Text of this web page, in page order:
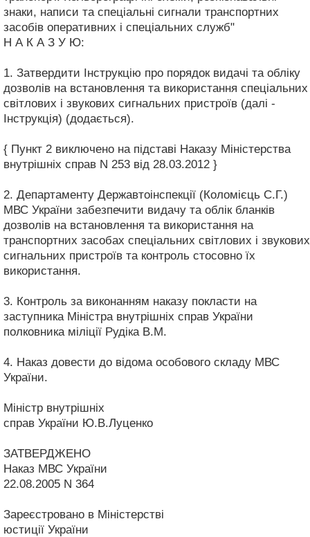
знаки, написи та спеціальні сигнали транспортних
засобів оперативних і спеціальних служб"
Н А К А З У Ю:
1. Затвердити Інструкцію про порядок видачі та обліку
дозволів на встановлення та використання спеціальних
світлових і звукових сигнальних пристроїв (далі -
Інструкція) (додається).
{ Пункт 2 виключено на підставі Наказу Міністерства
внутрішніх справ N 253 від 28.03.2012 }
2. Департаменту Державтоінспекції (Коломієць С.Г.)
МВС України забезпечити видачу та облік бланків
дозволів на встановлення та використання на
транспортних засобах спеціальних світлових і звукових
сигнальних пристроїв та контроль стосовно їх
використання.
3. Контроль за виконанням наказу покласти на
заступника Міністра внутрішніх справ України
полковника міліції Рудіка В.М.
4. Наказ довести до відома особового складу МВС
України.
Міністр внутрішніх
справ України Ю.В.Луценко
ЗАТВЕРДЖЕНО
Наказ МВС України
22.08.2005 N 364
Зареєстровано в Міністерстві
юстиції України